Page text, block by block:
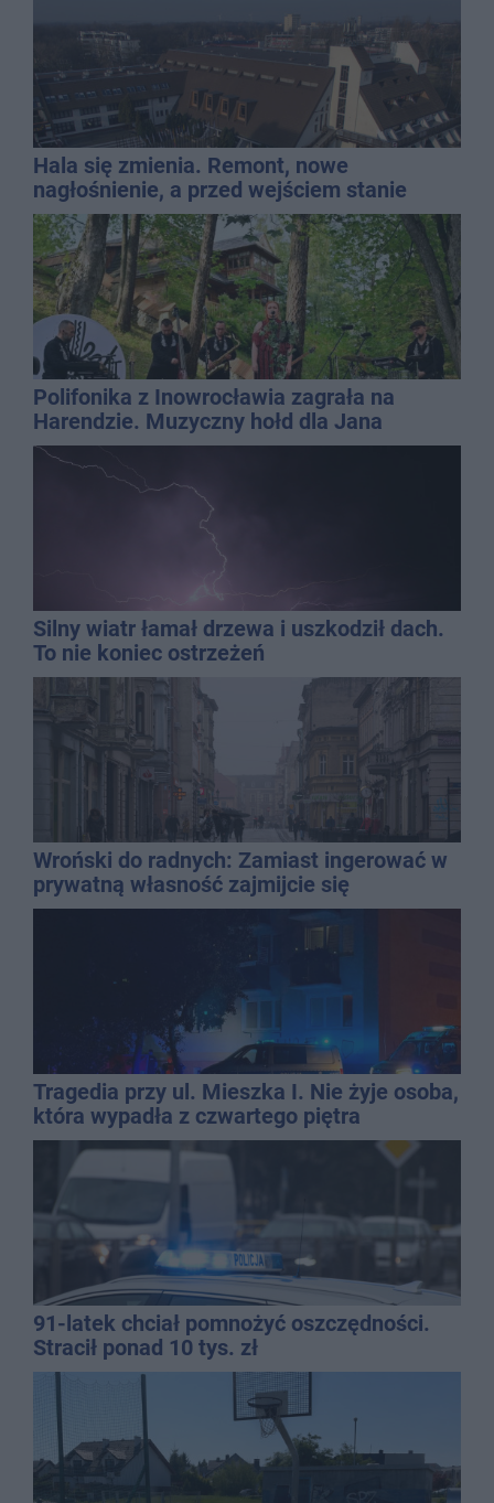
Hala się zmienia. Remont, nowe
nagłośnienie, a przed wejściem stanie
QEMETICA ARENA
Polifonika z Inowrocławia zagrała na
Harendzie. Muzyczny hołd dla Jana
Kasprowicza
Silny wiatr łamał drzewa i uszkodził dach.
To nie koniec ostrzeżeń
Wroński do radnych: Zamiast ingerować w
prywatną własność zajmijcie się
gospodarką
Tragedia przy ul. Mieszka I. Nie żyje osoba,
która wypadła z czwartego piętra
91-latek chciał pomnożyć oszczędności.
Stracił ponad 10 tys. zł